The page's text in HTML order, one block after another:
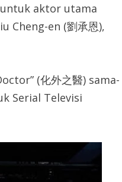
aktor utama
Cheng-en (劉承恩),
(化外之醫) sama-
Serial Televisi